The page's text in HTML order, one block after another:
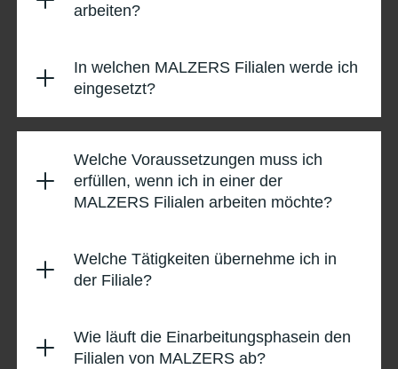
arbeiten?
In welchen MALZERS Filialen werde ich
eingesetzt?
Welche Voraussetzungen muss ich
erfüllen, wenn ich in einer der
MALZERS Filialen arbeiten möchte?
Welche Tätigkeiten übernehme ich in
der Filiale?
Wie läuft die Einarbeitungsphasein den
Filialen von MALZERS ab?